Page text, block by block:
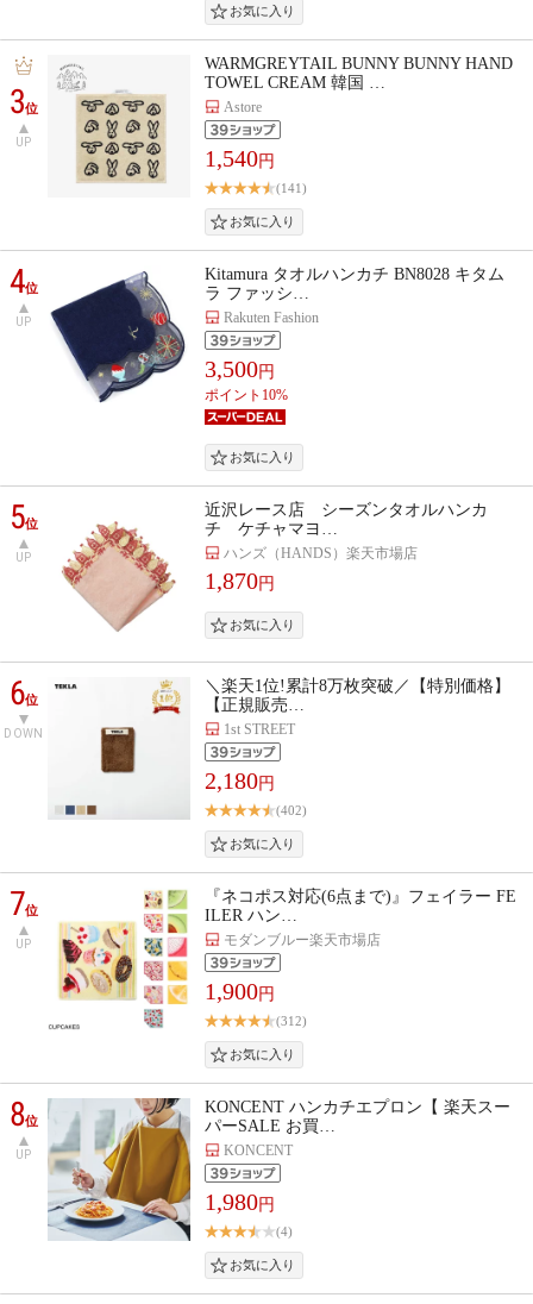
3位
UP
WARMGREYTAIL BUNNY BUNNY HAND
TOWEL CREAM 韓国 …
Astore
1,540円
(141)
4位
UP
Kitamura タオルハンカチ BN8028 キタム
ラ ファッシ…
Rakuten Fashion
3,500円
ポイント10%
5位
UP
近沢レース店 シーズンタオルハンカ
チ ケチャマヨ…
ハンズ（HANDS）楽天市場店
1,870円
6位
DOWN
＼楽天1位!累計8万枚突破／【特別価格】
【正規販売…
1st STREET
2,180円
(402)
7位
UP
『ネコポス対応(6点まで)』フェイラー FE
ILER ハン…
モダンブルー楽天市場店
1,900円
(312)
8位
UP
KONCENT ハンカチエプロン【 楽天スー
パーSALE お買…
KONCENT
1,980円
(4)